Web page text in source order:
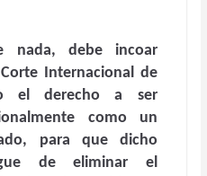
nada, debe incoar
Internacional de
el derecho a ser
como un
para que dicho
de eliminar el